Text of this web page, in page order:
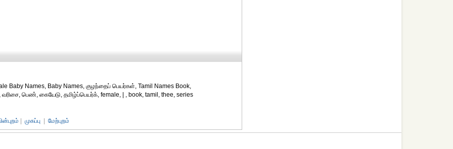
Baby Names, Baby Names, குழந்தைப் பெயர்கள், Tamil Names Book,
பெண், கையேடு, தமிழ்ப்பெயர்க், female, | , book, tamil, thee, series
முகப்பு மேற்புறம்